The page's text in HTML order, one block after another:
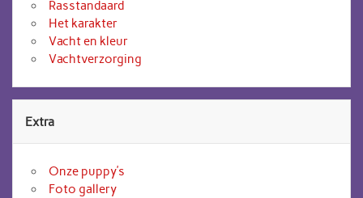
Rasstandaard
Het karakter
Vacht en kleur
Vachtverzorging
Extra
Onze puppy’s
Foto gallery